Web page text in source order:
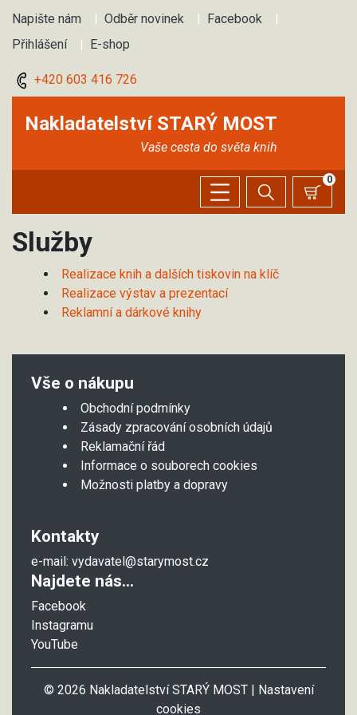
Napište nám | Odběr novinek | Facebook
|
Přihlášení
| E-shop
+420 603 416 726
Nakladatelství STARÝ MOST
Vaše cesta do světa knih
0
Služby
Realizace knih a dalších tiskovin na klíč
Realizace výstav a prezentací
Reklamní a dárkové knihy
Vše o nákupu
Obchodní podmínky
Zásady zpracování osobních údajů
Reklamační řád
Informace o souborech cookies
Možnosti platby a dopravy
Kontakty
e-mail: vydavatel@starymost.cz
Najdete nás...
Facebook
Instagramu
YouTube
© 2026 Nakladatelství STARÝ MOST | Nastavení
cookies